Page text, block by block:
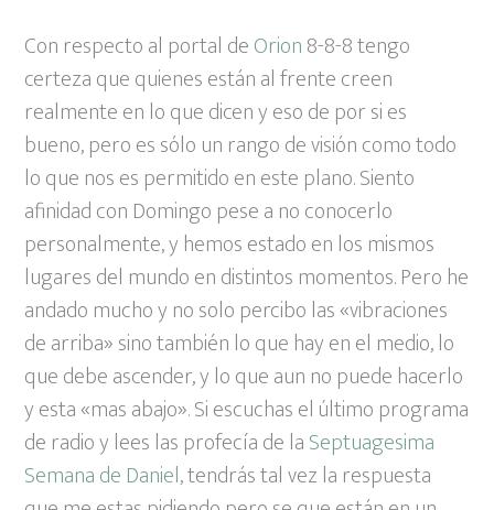
Con respecto al portal deOrion8-8-8 tengo
certeza que quienes están al frente creen
realmente en lo que dicen y eso de por si es
bueno, pero es sólo un rango de visión como todo
lo que nos es permitido en este plano. Siento
afinidad con Domingo pese a no conocerlo
personalmente, y hemos estado en los mismos
lugares del mundo en distintos momentos. Pero he
andado mucho y no solo percibo las «vibraciones
de arriba» sino también lo que hay en el medio, lo
que debe ascender, y lo que aun no puede hacerlo
y esta «mas abajo». Si escuchas el último programa
de radio y lees las profecía de laSeptuagesima
Semana de Daniel, tendrás tal vez la respuesta